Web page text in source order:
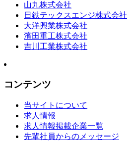
山九株式会社
日鉄テックスエンジ株式会社
大洋興業株式会社
濱田重工株式会社
吉川工業株式会社
コンテンツ
当サイトについて
求人情報
求人情報掲載企業一覧
先輩社員からのメッセージ